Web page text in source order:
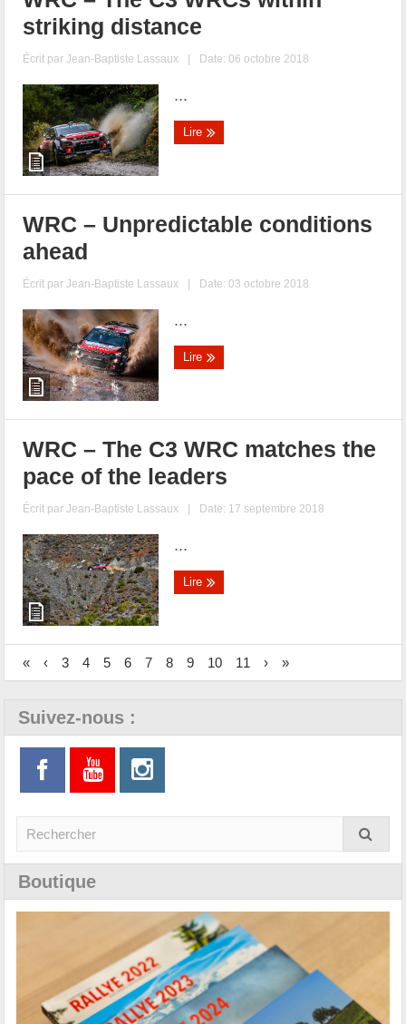
striking distance
Écrit parJean-Baptiste Lassaux | Date: 06 octobre 2018
...
Lire
WRC – Unpredictable conditions
ahead
Écrit parJean-Baptiste Lassaux | Date: 03 octobre 2018
...
Lire
WRC – The C3 WRC matches the
pace of the leaders
Écrit parJean-Baptiste Lassaux | Date: 17 septembre 2018
...
Lire
« ‹ 3 4 5 6 7 8 9 10 11 › »
Suivez-nous :
Boutique